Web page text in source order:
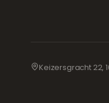
Keizersgracht 22,